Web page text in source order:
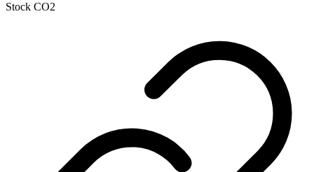
Stock CO2